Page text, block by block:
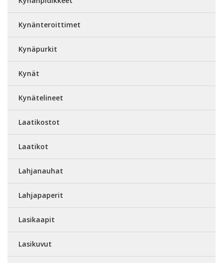
Kynänteroittimet
Kynäpurkit
Kynät
Kynätelineet
Laatikostot
Laatikot
Lahjanauhat
Lahjapaperit
Lasikaapit
Lasikuvut